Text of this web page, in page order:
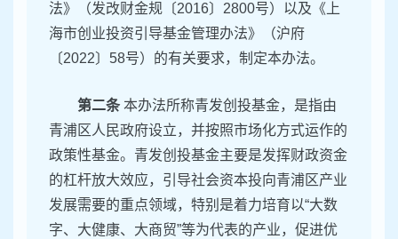
法》（发改财金规〔2016〕2800号）以及《上
海市创业投资引导基金管理办法》（沪府
〔2022〕58号）的有关要求，制定本办法。
第二条 本办法所称青发创投基金，是指由
青浦区人民政府设立，并按照市场化方式运作的
政策性基金。青发创投基金主要是发挥财政资金
的杠杆放大效应，引导社会资本投向青浦区产业
发展需要的重点领域，特别是着力培育以“大数
字、大健康、大商贸”等为代表的产业，促进优